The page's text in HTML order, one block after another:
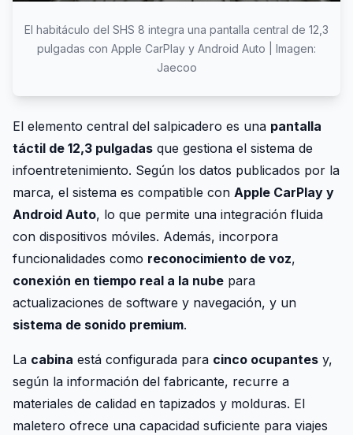
El habitáculo del SHS 8 integra una pantalla central de 12,3
pulgadas con Apple CarPlay y Android Auto | Imagen:
Jaecoo
El elemento central del salpicadero es una pantalla
táctil de 12,3 pulgadas que gestiona el sistema de
infoentretenimiento. Según los datos publicados por la
marca, el sistema es compatible con Apple CarPlay y
Android Auto, lo que permite una integración fluida
con dispositivos móviles. Además, incorpora
funcionalidades como reconocimiento de voz,
conexión en tiempo real a la nube para
actualizaciones de software y navegación, y un
sistema de sonido premium.
La cabina está configurada para cinco ocupantes y,
según la información del fabricante, recurre a
materiales de calidad en tapizados y molduras. El
maletero ofrece una capacidad suficiente para viajes